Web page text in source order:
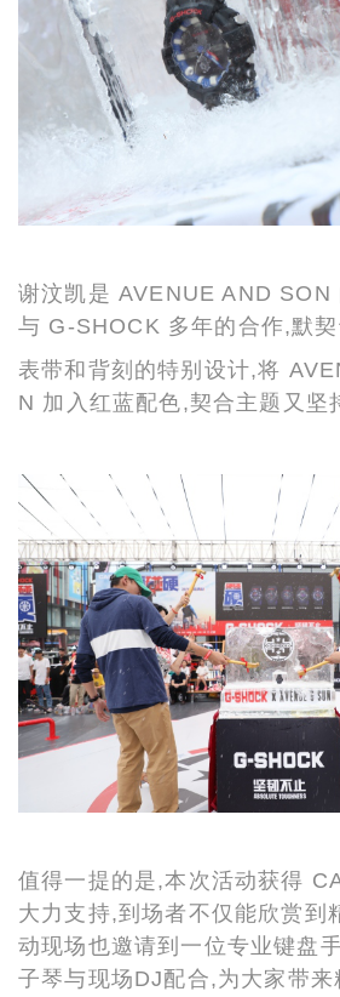
谢汶凯是 AVENUE AND SON
与 G-SHOCK 多年的合作,默契
表带和背刻的特别设计,将
N 加入红蓝配色,契合主题又坚
值得一提的是,本次活动获得
大力支持,到场者不仅能欣赏到
动现场也邀请到一位专业键盘
子琴与现场DJ配合,为大家带来